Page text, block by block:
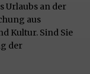
Urlaubs an der
aus
Kultur. Sind Sie
der